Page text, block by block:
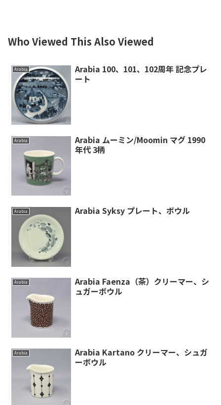
Who Viewed This Also Viewed
Arabia
Arabia 100、101、102周年 記念プレ
ート
Arabia
Arabia ムーミン/Moomin マグ 1990
年代 3柄
Arabia Arabia Syksy プレート、ボウル
Arabia
Arabia Faenza（茶）クリーマー、シ
ュガーボウル
Arabia
Arabia Kartano クリーマー、シュガ
ーボウル